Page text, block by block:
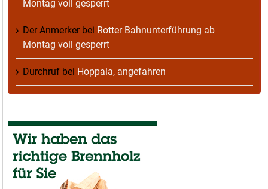
Montag voll gesperrt
Der Anmerkerbei Rotter Bahnunterführung ab
Montag voll gesperrt
Durchruf bei Hoppala, angefahren